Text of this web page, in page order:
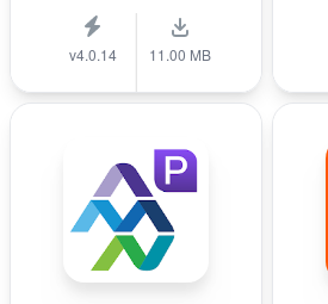
v4.0.14 11.00 MB